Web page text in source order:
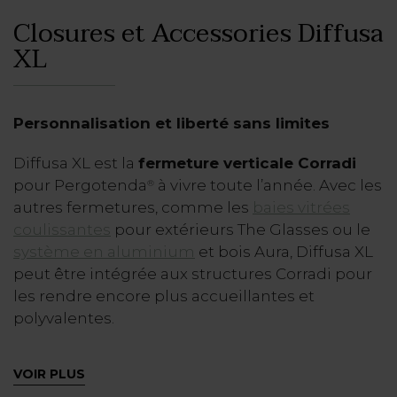
Closures et AccessoriesDiffusa
XL
Personnalisation et liberté sans limites
Diffusa XL est la fermeture verticale Corradi
pour Pergotenda ®
à vivre toute l’année. Avec les
autres fermetures, comme les
baies vitrées
coulissantes
pour extérieurs The Glasses ou le
système en aluminium
et bois Aura, Diffusa XL
peut être intégrée aux structures Corradi pour
les rendre encore plus accueillantes et
polyvalentes.
dans sa fabrication garantissent une protection
VOIR PLUS